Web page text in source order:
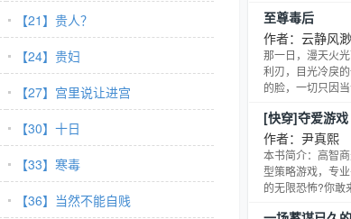
【21】贵人？
【24】贵妇
【27】宫里说让进宫
【30】十日
【33】寒毒
【36】当然不能自贱
的选择是：“……”
狱的
由生活 没关系，
己的医术相信也能
想过与无缘的夫
活中，相互碰撞
呢？ 精彩片断一
宫煜又是冷冷一句
她的歌声里的歌
至尊毒后
作者：云静风渺
那一日，漫天火
利刃，目光冷戾
的脸，一切只因
从来敬她，助她
她口中得知，她视
曾经以同样的手
和她的女儿一起
切宠爱！弑母之
[快穿]夺爱游戏
作者：尹真熙
本书简介：高智
型策略游戏，专
的无限恐怖?你敢